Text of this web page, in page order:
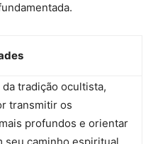
tradição ocultista,
transmitir os
profundos e orientar